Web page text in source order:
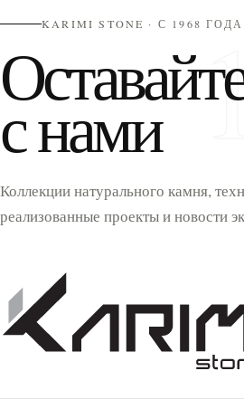
KARIMI STONE · С 1968 ГОДА
с нами
Коллекции натурального камня,
реализованные проекты и новости